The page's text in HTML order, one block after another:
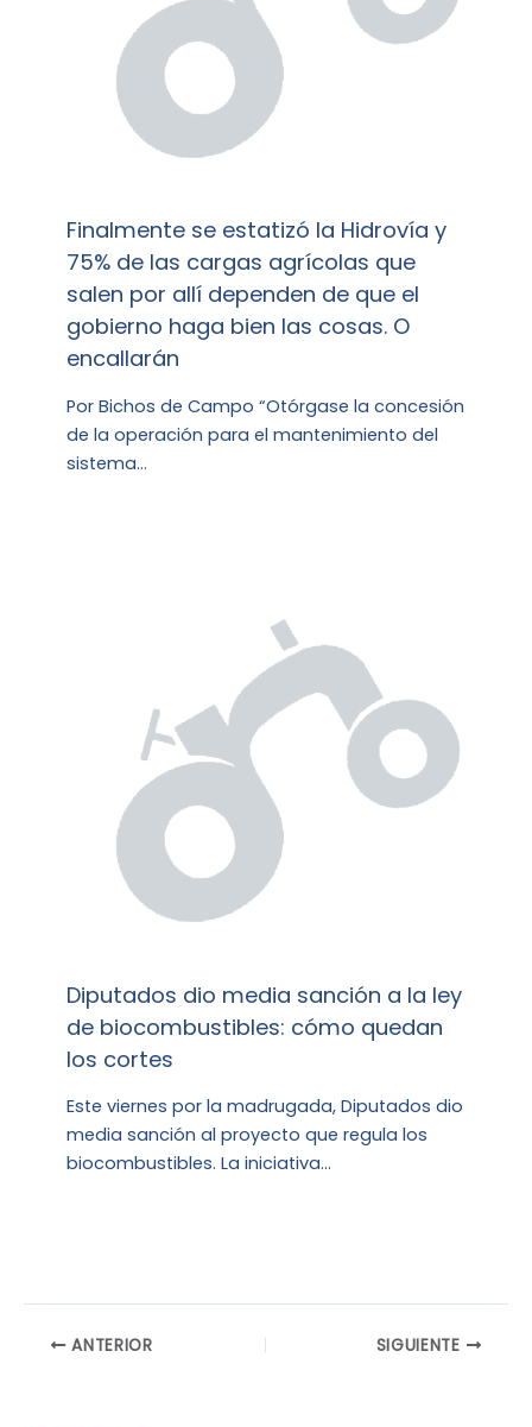
Finalmente se estatizó la Hidrovía y
75% de las cargas agrícolas que
salen por allí dependen de que el
gobierno haga bien las cosas. O
encallarán
Por Bichos de Campo “Otórgase la concesión
de la operación para el mantenimiento del
sistema…
Diputados dio media sanción a la ley
de biocombustibles: cómo quedan
los cortes
Este viernes por la madrugada, Diputados dio
media sanción al proyecto que regula los
biocombustibles. La iniciativa…
ANTERIOR SIGUIENTE